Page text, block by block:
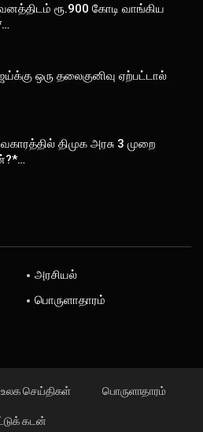
ரூ.900 கோடி வாங்கிய
ஒரு தலைகுனிவு ஏற்பட்டால்
திமுக அரசு 3 முறை
அரசியல்
பொருளாதாரம்
உலக செய்திகள் பொருளாதாரம்
கடன்